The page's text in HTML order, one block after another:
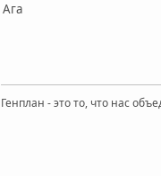
Ага
Генплан - это то, что нас